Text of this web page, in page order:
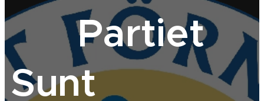
Partiet
Sunt